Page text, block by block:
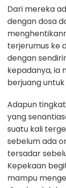
Dari mereka
dengan dosa
terjerumus ke
dengan
kepadanya, ia
berjuang
Adapun
yang
suatu kali
sebelum ada
tersadar
Kepekaan
mampu